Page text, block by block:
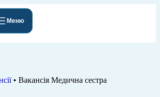
Меню
• Вакансія Медична сестра